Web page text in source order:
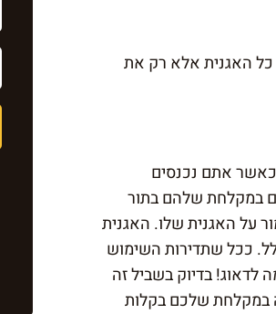
כל האגנית אלא רק את
אתם נכנסים
במקלחת שלהם בתור
על האגנית שלו. האגנית
ככל שתדירות השימוש
לדאוג! בדיוק בשביל זה
במקלחת שלכם בקלות